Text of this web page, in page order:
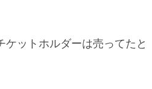
ットホルダーは売ってたと